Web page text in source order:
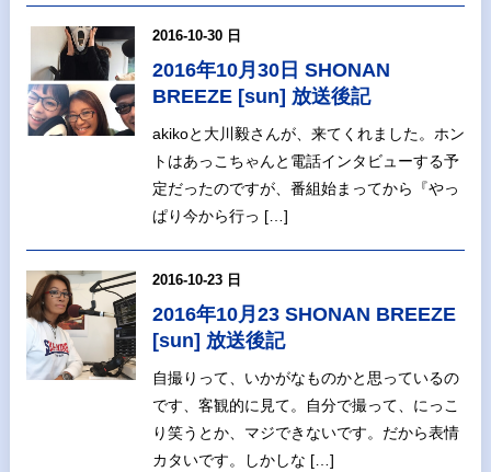
2016-10-30 日
2016年10月30日 SHONAN
BREEZE [sun] 放送後記
akikoと大川毅さんが、来てくれました。ホン
トはあっこちゃんと電話インタビューする予
定だったのですが、番組始まってから『やっ
ぱり今から行っ […]
2016-10-23 日
2016年10月23 SHONAN BREEZE
[sun] 放送後記
自撮りって、いかがなものかと思っているの
です、客観的に見て。自分で撮って、にっこ
り笑うとか、マジできないです。だから表情
カタいです。しかしな […]